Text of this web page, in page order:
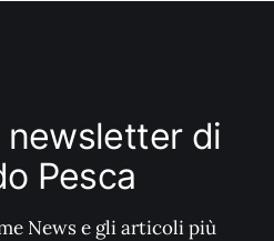
newsletter di
Pesca
News e gli articoli più